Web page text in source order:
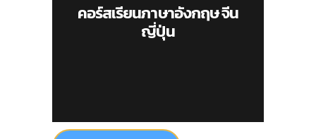
คอร์สเรียนภาษาอังกฤษ จีน
ญี่ปุ่น